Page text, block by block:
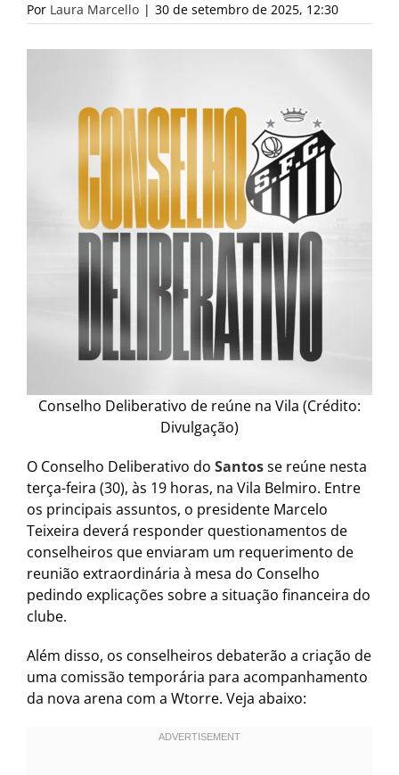
Por Laura Marcello | 30 de setembro de 2025, 12:30
Conselho Deliberativo de reúne na Vila (Crédito:
Divulgação)
O Conselho Deliberativo do Santosse reúne nesta
terça-feira (30), às 19 horas, na Vila Belmiro. Entre
os principais assuntos, o presidente Marcelo
Teixeira deverá responder questionamentos de
conselheiros que enviaram um requerimento de
reunião extraordinária à mesa do Conselho
pedindo explicações sobre a situação financeira do
clube.
Além disso, os conselheiros debaterão a criação de
uma comissão temporária para acompanhamento
da nova arena com a Wtorre. Veja abaixo: